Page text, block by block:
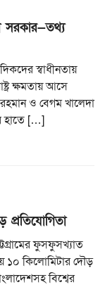
সরকার—তথ্য
স্বাধীনতায়
ক্ষমতায় আসে
ও বেগম খালেদা
হাতে […]
প্রতিযোগিতা
ফুসফুসখ্যাত
১০ কিলোমিটার দৌড়
বিশ্বের